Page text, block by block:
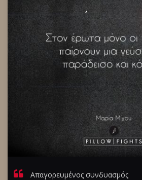
Απαγορευμένος συνδυασμός